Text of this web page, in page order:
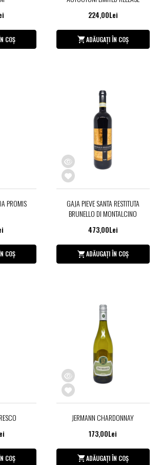
COȘ
224,00Lei
ADĂUGAȚI ÎN COȘ
PROMIS
COȘ
GAJA PIEVE SANTA RESTITUTA
BRUNELLO DI MONTALCINO
473,00Lei
ADĂUGAȚI ÎN COȘ
COȘ
JERMANN CHARDONNAY
173,00Lei
ADĂUGAȚI ÎN COȘ